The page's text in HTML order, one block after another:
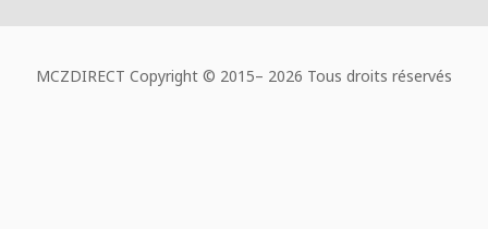
MCZDIRECT Copyright © 2015– 2026 Tous droits réservés